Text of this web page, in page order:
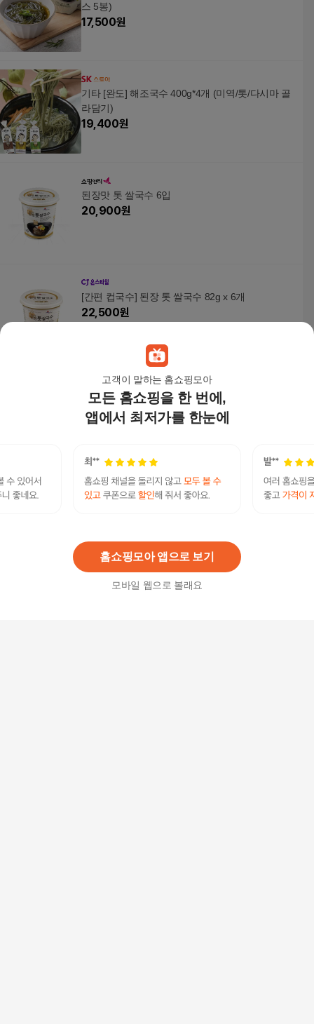
고객이 말하는 홈쇼핑모아
모든 홈쇼핑을 한 번에,
앱에서 최저가를 한눈에
홈쇼핑모아 앱으로 보기
모바일 웹으로 볼래요
스 5봉)
17,500원
기타 [완도] 해조국수 400g*4개 (미역/톳/다시마 골
라담기)
19,400원
된장맛 톳 쌀국수 6입
20,900원
[간편 컵국수] 된장 톳 쌀국수 82g x 6개
22,500원
삶지 않고 바로 먹는 간편한 웰빙 해조미다시마국
수180gx15팩
28,900 원
삶지 않고 바로 먹는 간편한 웰빙 해조미다시마국